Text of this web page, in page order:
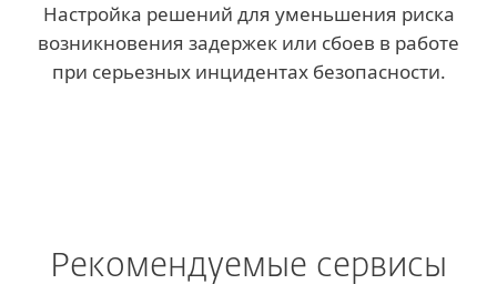
Настройка решений для уменьшения риска
возникновения задержек или сбоев в работе
при серьезных инцидентах безопасности.
Рекомендуемые сервисы